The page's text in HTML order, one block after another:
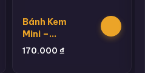
Bánh Kem
Mini –
Bento 11
170.000 ₫